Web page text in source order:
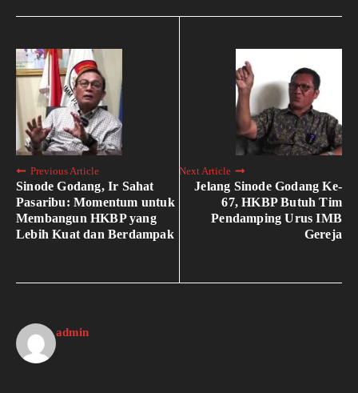
Previous Article
Sinode Godang, Ir Sahat
Pasaribu: Momentum untuk
Membangun HKBP yang
Lebih Kuat dan Berdampak
Next Article
Jelang Sinode Godang Ke-
67, HKBP Butuh Tim
Pendamping Urus IMB
Gereja
admin